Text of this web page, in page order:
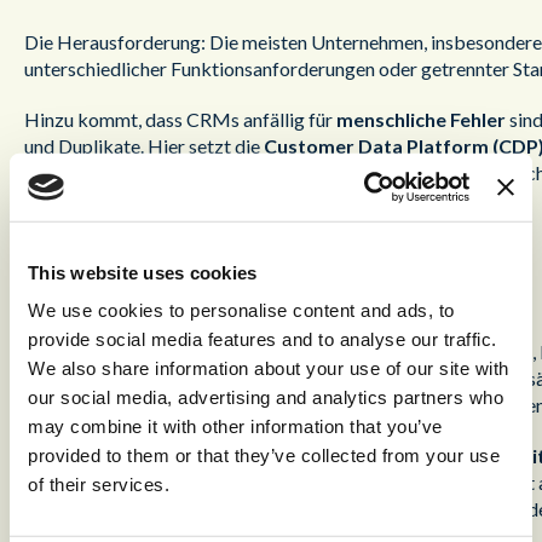
This website uses cookies
We use cookies to personalise content and ads, to
provide social media features and to analyse our traffic.
We also share information about your use of our site with
our social media, advertising and analytics partners who
may combine it with other information that you’ve
provided to them or that they’ve collected from your use
of their services.
Die Herausforderung: Die meisten Unternehmen,
unterschiedlicher Funktionsanforderungen oder getrennter
Hinzu kommt, dass CRMs anfällig für menschliche Fehler
und Duplikate. Hier setzt die Customer Data Platform
Datensätzen einheitliche Kundenprofile erstellt. Die CDP
Kurz gesagt:
CRMbedeutet, Daten zu besitzen.
bedeutet, Daten in Wert zu verwandeln.
Während ein CRM einemonolithische Datenstrukturbildet,
dass ein weiteres CRM ihre Datenprobleme lösen könnte.
fragmentierten Datenlandschaft hinzufügen. Was
Die CDP speichert Daten nicht nur, sieverbindet Systeme
werden in einer zentralen CDP zusammengeführt und von
relevanten Daten, ohne zwischen durchschnittlich 14
Integration statt Ansammlung.